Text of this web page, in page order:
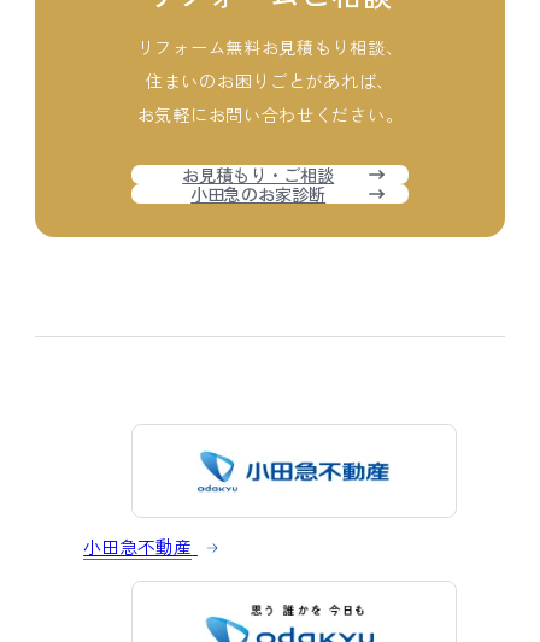
リフォーム無料お見積もり相談、
住まいのお困りごとがあれば、
お気軽にお問い合わせください。
お見積もり・ご相談
小田急のお家診断
小田急不動産